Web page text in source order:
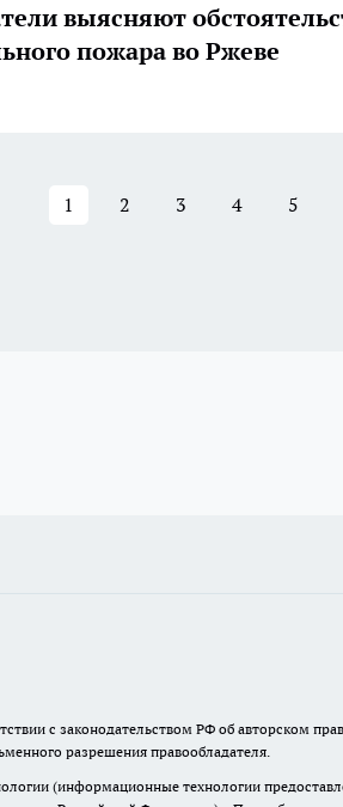
выясняют
пожара во Ржеве
1 2 3 4 5
с законодательством РФ об авторском
разрешения правообладателя.
(информационные технологии